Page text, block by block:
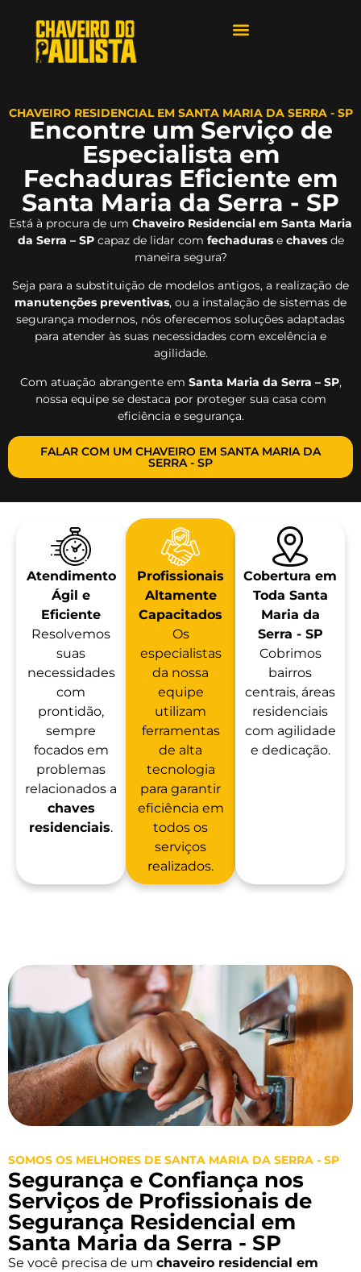
CHAVEIRO RESIDENCIAL EM SANTA MARIA DA SERRA - SP
Encontre um Serviço de
Especialista em
Fechaduras Eficiente em
Santa Maria da Serra - SP
Está à procura de um Chaveiro Residencial em Santa Maria
da Serra – SPcapaz de lidar com fechadurase chavesde
maneira segura?
Seja para a substituição de modelos antigos, a realização de
manutenções preventivas, ou a instalação de sistemas de
segurança modernos, nós oferecemos soluções adaptadas
para atender às suas necessidades com excelência e
agilidade.
Com atuação abrangente em Santa Maria da Serra – SP,
nossa equipe se destaca por proteger sua casa com
eficiência e segurança.
FALAR COM UM CHAVEIRO EM SANTA MARIA DA
SERRA - SP
Atendimento
Ágil e
Eficiente
Resolvemos
suas
necessidades
com
prontidão,
sempre
focados em
problemas
relacionados a
chaves
residenciais.
Profissionais
Altamente
Capacitados
Os
especialistas
da nossa
equipe
utilizam
ferramentas
de alta
tecnologia
para garantir
eficiência em
todos os
serviços
realizados.
Cobertura em
Toda Santa
Maria da
Serra - SP
Cobrimos
bairros
centrais, áreas
residenciais
com agilidade
e dedicação.
SOMOS OS MELHORES DE SANTA MARIA DA SERRA - SP
Segurança e Confiança nos
Serviços de Profissionais de
Segurança Residencial em
Santa Maria da Serra - SP
Se você precisa de um chaveiro residencial em